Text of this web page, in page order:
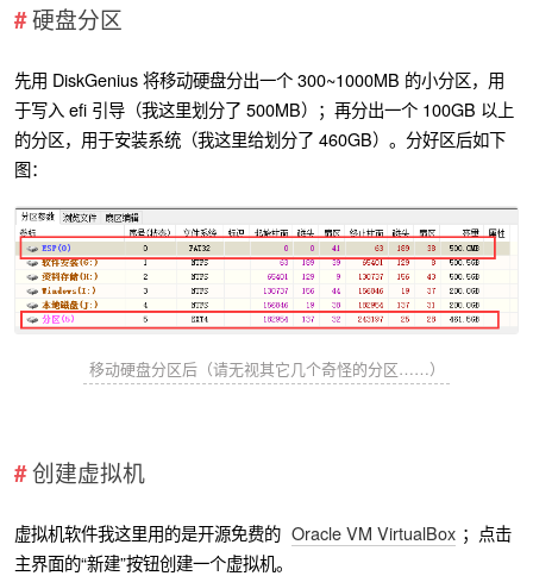
硬盘分区
先用 DiskGenius 将移动硬盘分出一个 300~1000MB 的小分区，用
于写入 efi 引导（我这里划分了 500MB）；再分出一个 100GB 以上
的分区，用于安装系统（我这里给划分了 460GB）。分好区后如下
图：
移动硬盘分区后（请无视其它几个奇怪的分区……）
创建虚拟机
虚拟机软件我这里用的是开源免费的 Oracle VM VirtualBox ；点击
主界面的“新建”按钮创建一个虚拟机。